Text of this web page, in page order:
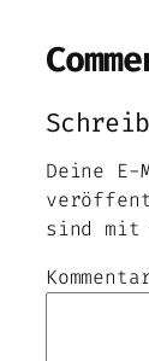
Deine
sind mit